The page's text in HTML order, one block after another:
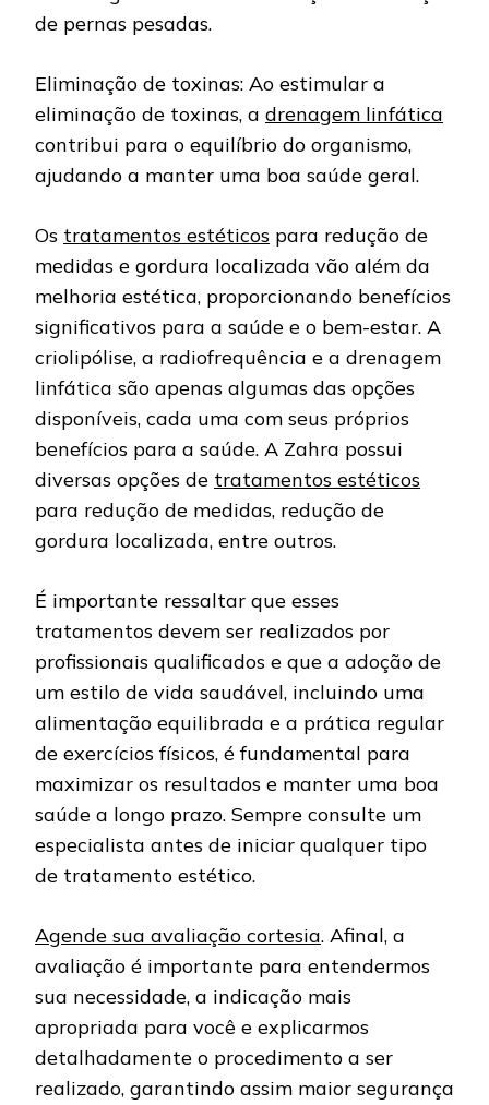
de pernas pesadas.
Eliminação de toxinas: Ao estimular a
eliminação de toxinas, a drenagem linfática
contribui para o equilíbrio do organismo,
ajudando a manter uma boa saúde geral.
Os tratamentos estéticos para redução de
medidas e gordura localizada vão além da
melhoria estética, proporcionando benefícios
significativos para a saúde e o bem-estar. A
criolipólise, a radiofrequência e a drenagem
linfática são apenas algumas das opções
disponíveis, cada uma com seus próprios
benefícios para a saúde. A Zahra possui
diversas opções de tratamentos estéticos
para redução de medidas, redução de
gordura localizada, entre outros.
É importante ressaltar que esses
tratamentos devem ser realizados por
profissionais qualificados e que a adoção de
um estilo de vida saudável, incluindo uma
alimentação equilibrada e a prática regular
de exercícios físicos, é fundamental para
maximizar os resultados e manter uma boa
saúde a longo prazo. Sempre consulte um
especialista antes de iniciar qualquer tipo
de tratamento estético.
Agende sua avaliação cortesia. Afinal, a
avaliação é importante para entendermos
sua necessidade, a indicação mais
apropriada para você e explicarmos
detalhadamente o procedimento a ser
realizado, garantindo assim maior segurança